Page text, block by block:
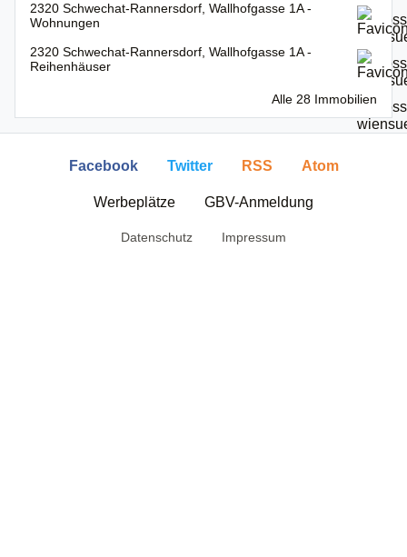
2320 Schwechat-Rannersdorf, Wallhofgasse 1A -
Wohnungen
2320 Schwechat-Rannersdorf, Wallhofgasse 1A -
Reihenhäuser
Alle 28 Immobilien
Facebook Twitter RSS Atom
Werbeplätze GBV-Anmeldung
Datenschutz Impressum